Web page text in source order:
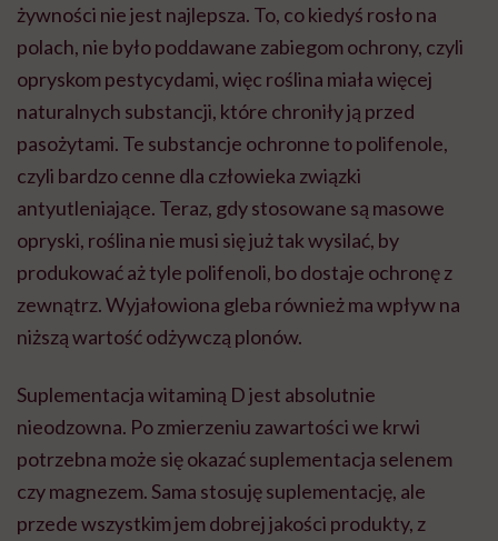
żywności nie jest najlepsza. To, co kiedyś rosło na
polach, nie było poddawane zabiegom ochrony, czyli
opryskom pestycydami, więc roślina miała więcej
naturalnych substancji, które chroniły ją przed
pasożytami. Te substancje ochronne to polifenole,
czyli bardzo cenne dla człowieka związki
antyutleniające. Teraz, gdy stosowane są masowe
opryski, roślina nie musi się już tak wysilać, by
produkować aż tyle polifenoli, bo dostaje ochronę z
zewnątrz. Wyjałowiona gleba również ma wpływ na
niższą wartość odżywczą plonów.
Suplementacja witaminą D jest absolutnie
nieodzowna. Po zmierzeniu zawartości we krwi
potrzebna może się okazać suplementacja selenem
czy magnezem. Sama stosuję suplementację, ale
przede wszystkim jem dobrej jakości produkty, z